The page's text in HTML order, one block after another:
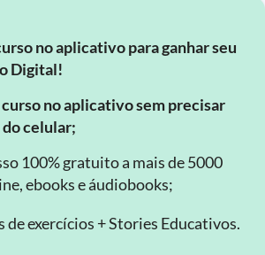
no aplicativo para ganhar seu
Digital!
no aplicativo sem precisar
celular;
100% gratuito a mais de 5000
ebooks e áudiobooks;
de exercícios + Stories Educativos.